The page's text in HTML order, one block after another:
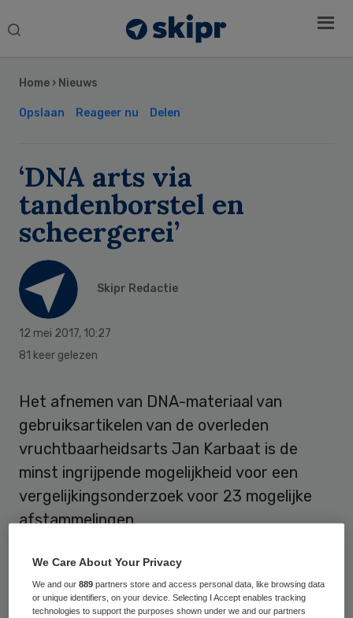
Search
Home › Nieuws
Opslaan Reageer nu Delen
‘DNA arts via
tandenborstel en
scheergerei’
Skipr Redactie
12 mei 2017, 10:27
81 keer gelezen
Het afnemen van DNA-materiaal van
gebruiksartikelen van de overleden
vruchtbaarheidsarts Jan Karbaat is de
minst ingrijpende mogelijkheid voor een
vergelijkingsonderzoek voor 23 mogelijke
afstammelingen.
Zij willen liever niet overgaan tot het laten
opgraven van hun mogelijke verwekker of
DNA-materiaal afnemen bij zijn wettige
Sidebar
We Care About Your Privacy
We and our889 partners store and access personal data, like browsing data
or unique identifiers, on your device. Selecting I Accept enables tracking
technologies to support the purposes shown under we and our partners